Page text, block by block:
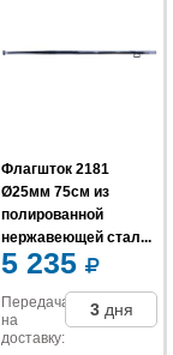
Флагшток 2181
Ø25мм 75см из
полированной
нержавеющей стал...
5 235
Передача
на
доставку:
3 дня